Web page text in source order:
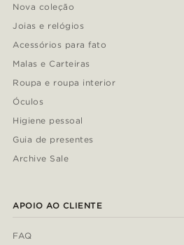
Nova coleção
Joias e relógios
Acessórios para fato
Malas e Carteiras
Roupa e roupa interior
Óculos
Higiene pessoal
Guia de presentes
Archive Sale
APOIO AO CLIENTE
FAQ